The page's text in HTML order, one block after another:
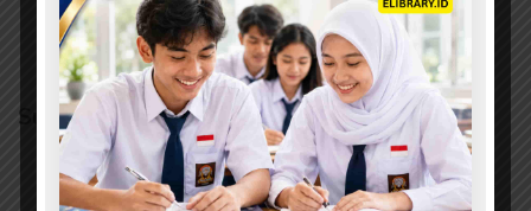
Sumber dan Kontributor
Judul: 100 Komik Hadis Pilihan untuk Anak